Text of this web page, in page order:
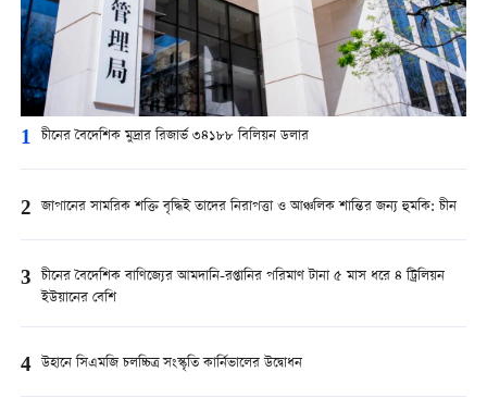
1 চীনের বৈদেশিক মুদ্রার রিজার্ভ ৩৪১৮৮ বিলিয়ন ডলার
2 জাপানের সামরিক শক্তি বৃদ্ধিই তাদের নিরাপত্তা ও আঞ্চলিক শান্তির জন্য হুমকি: চীন
3 চীনের বৈদেশিক বাণিজ্যের আমদানি-রপ্তানির পরিমাণ টানা ৫ মাস ধরে ৪ ট্রিলিয়ন
ইউয়ানের বেশি
4 উহানে সিএমজি চলচ্চিত্র সংস্কৃতি কার্নিভালের উদ্বোধন